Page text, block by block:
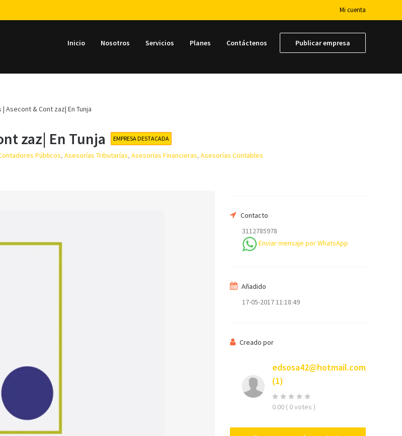
Mi cuenta
Inicio Nosotros Servicios Planes Contáctenos Publicar empresa
Asecont & Cont zaz| En Tunja
zaz| En Tunja EMPRESA DESTACADA
Públicos, Asesorías Tributarías, Asesorías Financieras, Asesorías Contables
Contacto
3112785978
Enviar mensaje por WhatsApp
Añadido
17-05-2017 11:18:49
Creado por
edsosa42@hotmail.com
(1)
0.00 ( 0 votes )